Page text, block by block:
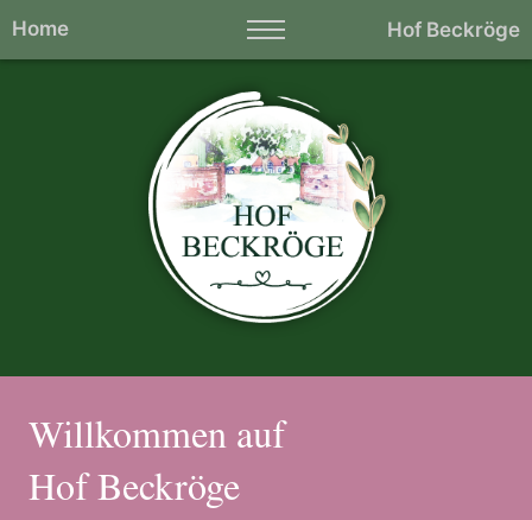
Home Hof Beckröge
Willkommen auf
Hof Beckröge